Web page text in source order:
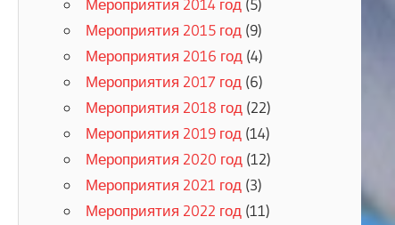
Мероприятия 2015 год (9)
Мероприятия 2016 год (4)
Мероприятия 2017 год (6)
Мероприятия 2018 год (22)
Мероприятия 2019 год (14)
Мероприятия 2020 год (12)
Мероприятия 2021 год (3)
Мероприятия 2022 год (11)